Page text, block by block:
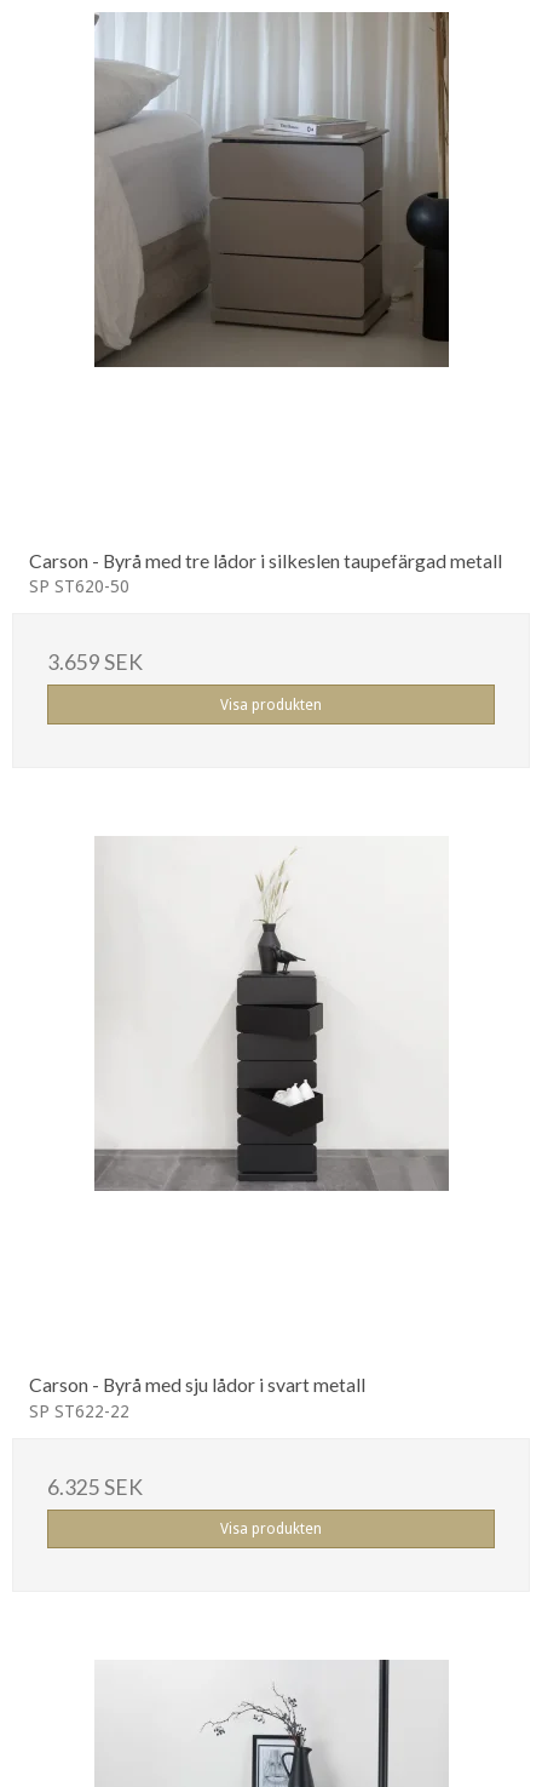
Carson - Byrå med tre lådor i silkeslen taupefärgad metall
SP ST620-50
3.659 SEK
Visa produkten
Carson - Byrå med sju lådor i svart metall
SP ST622-22
6.325 SEK
Visa produkten